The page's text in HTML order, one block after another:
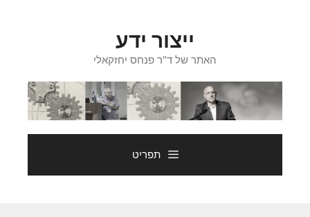
ייצור ידע
האתר של ד"ר פנחס יחזקאלי
תפריט